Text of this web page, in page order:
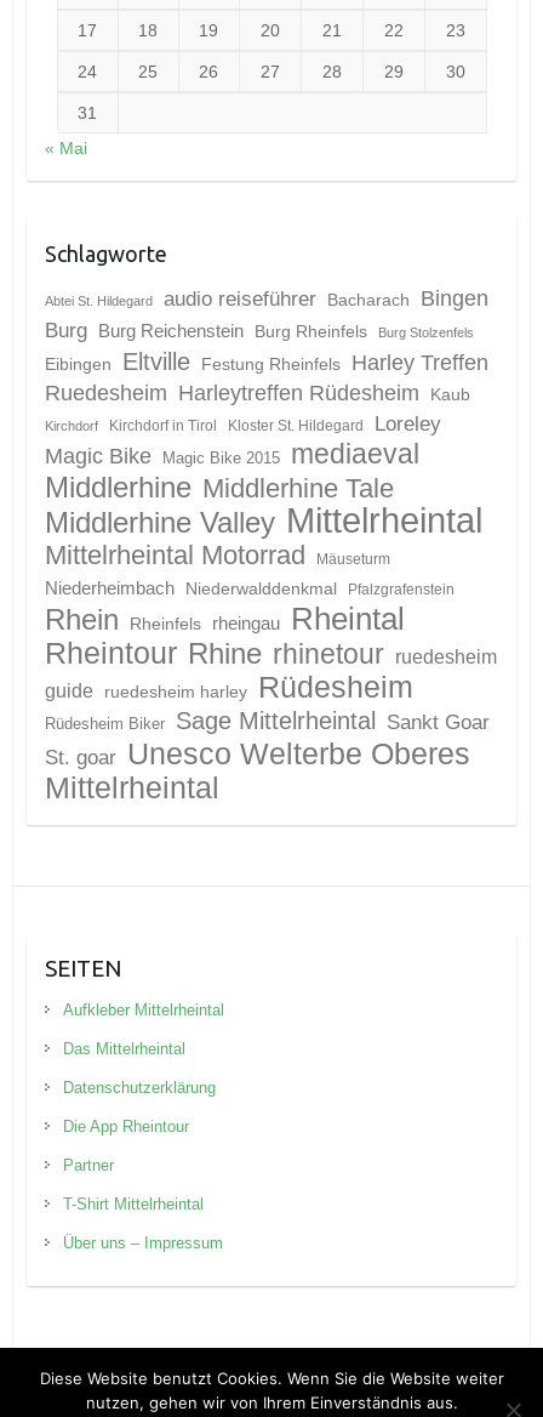
17 18 19 20 21 22 23
24 25 26 27 28 29 30
31
« Mai
Schlagworte
Abtei St. Hildegard audio reiseführer Bacharach
Bingen
Burg
Burg Reichenstein Burg Rheinfels Burg Stolzenfels
Eibingen Eltville Festung Rheinfels
Harley Treffen
Ruedesheim Harleytreffen Rüdesheim Kaub
Kirchdorf Kirchdorf in Tirol Kloster St. Hildegard Loreley
Magic Bike Magic Bike 2015 mediaeval
Middlerhine Middlerhine Tale
Middlerhine Valley Mittelrheintal
Mittelrheintal Motorrad Mäuseturm
Niederheimbach Niederwalddenkmal Pfalzgrafenstein
Rhein Rheinfels rheingau
Rheintal
Rheintour Rhine rhinetour ruedesheim
guide
ruedesheim harley Rüdesheim
Rüdesheim Biker Sage Mittelrheintal Sankt Goar
St. goar Unesco Welterbe Oberes
Mittelrheintal
SEITEN
Aufkleber Mittelrheintal
Das Mittelrheintal
Datenschutzerklärung
Die App Rheintour
Partner
T-Shirt Mittelrheintal
Über uns – Impressum
Diese Website benutzt Cookies. Wenn Sie die Website weiter
nutzen, gehen wir von Ihrem Einverständnis aus.